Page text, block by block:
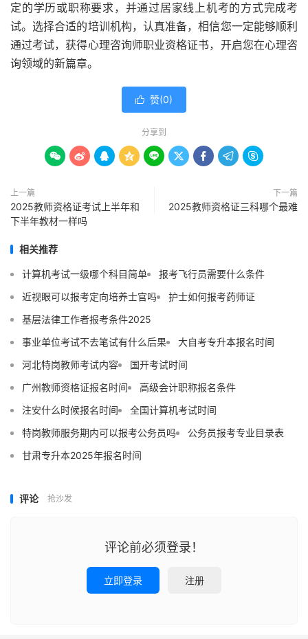
定的学历或职称要求，并通过居家线上机考的方式完成考
试。选择合适的培训机构，认真准备，相信您一定能够顺利
通过考试，获得心理咨询师职业资格证书，开启您在心理咨
询领域的新篇章。
 赞(0)
分享到
        
上一篇
2025教师资格证考试上半年和
下半年教材一样吗
下一篇
2025教师资格证三科哪个最难
相关推荐
计算机考试一级哪个科目简单
报考飞行员需要什么条件
近视眼可以报考定向培养士官吗
护士如何报考药师证
基层法律工作者报考条件2025
事业单位考试不去笔试有什么后果
大自考专升本报名时间
河北特岗教师考试内容
国开考试时间
广州教师资格证报名时间
高级会计职称报名条件
注安什么时候报名时间
全国计算机考试时间
特岗教师服务期内可以报考公务员吗
公务员报考专业目录表
甘肃专升本2025年报名时间
评论 抢沙发
评论前必须登录！
立即登录 注册